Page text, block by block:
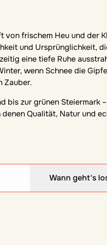
und Ursprünglichkeit,
eine tiefe Ruhe
wenn Schnee die
Zauber.
bis zur grünen Steiermark
Qualität, Natur und
Wann geht's